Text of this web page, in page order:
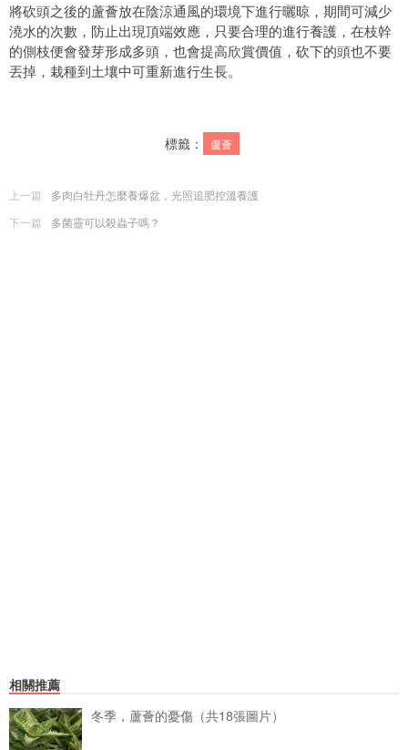
將砍頭之後的蘆薈放在陰涼通風的環境下進行曬晾，期間可減少
澆水的次數，防止出現頂端效應，只要合理的進行養護，在枝幹
的側枝便會發芽形成多頭，也會提高欣賞價值，砍下的頭也不要
丟掉，栽種到土壤中可重新進行生長。
標籤： 蘆薈
上一篇
多肉白牡丹怎麼養爆盆，光照追肥控溫養護
下一篇
多菌靈可以殺蟲子嗎？
相關推薦
冬季，蘆薈的憂傷（共18張圖片）